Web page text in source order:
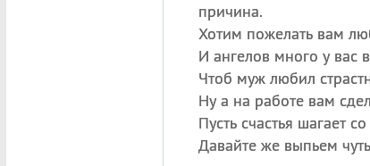
причина.
Хотим пожелать вам
И ангелов много у вас
Чтоб муж любил
Ну а на работе вам
Пусть счастья шагает
Давайте же выпьем